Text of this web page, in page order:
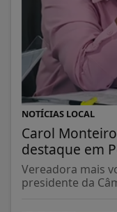
NOTÍCIAS LOCAL
Carol
destaque em
Vereadora mais
presidente da